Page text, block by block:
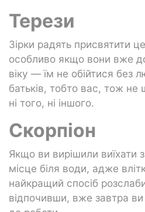
Терези
Зірки радять присвятити
особливо якщо вони вже
віку — їм не обійтися без
батьків, тобто вас, тож не
ні того, ні іншого.
Скорпіон
Якщо ви вирішили виїхати
місце біля води, адже
найкращий спосіб
відпочивши, вже завтра